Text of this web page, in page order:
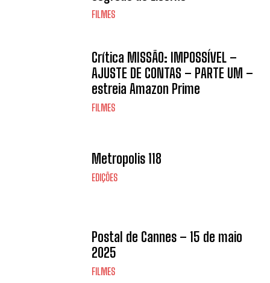
FILMES
Crítica MISSÃO: IMPOSSÍVEL –
AJUSTE DE CONTAS – PARTE UM –
estreia Amazon Prime
FILMES
Metropolis 118
EDIÇÕES
Postal de Cannes – 15 de maio
2025
FILMES